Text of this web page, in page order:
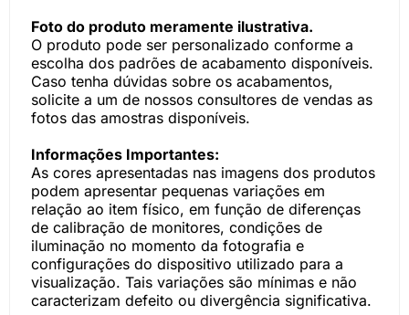
Foto do produto meramente ilustrativa.
O produto pode ser personalizado conforme a
escolha dos padrões de acabamento disponíveis.
Caso tenha dúvidas sobre os acabamentos,
solicite a um de nossos consultores de vendas as
fotos das amostras disponíveis.
Informações Importantes:
As cores apresentadas nas imagens dos produtos
podem apresentar pequenas variações em
relação ao item físico, em função de diferenças
de calibração de monitores, condições de
iluminação no momento da fotografia e
configurações do dispositivo utilizado para a
visualização. Tais variações são mínimas e não
caracterizam defeito ou divergência significativa.